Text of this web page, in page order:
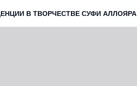
В ТВОРЧЕСТВЕ СУФИ АЛЛОЯРА